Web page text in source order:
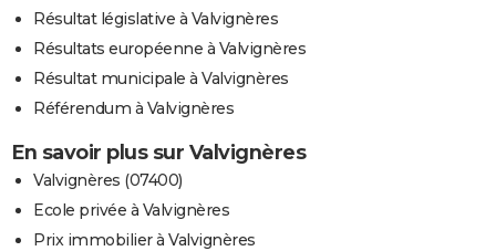
Résultat législative à Valvignères
Résultats européenne à Valvignères
Résultat municipale à Valvignères
Référendum à Valvignères
En savoir plus sur Valvignères
Valvignères (07400)
Ecole privée à Valvignères
Prix immobilier à Valvignères